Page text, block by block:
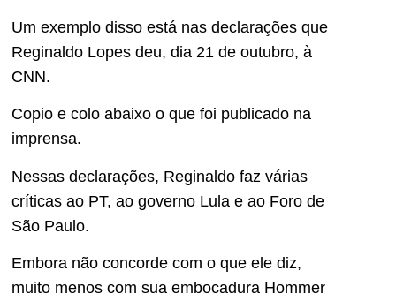
Um exemplo disso está nas declarações que
Reginaldo Lopes deu, dia 21 de outubro, à
CNN.
Copio e colo abaixo o que foi publicado na
imprensa.
Nessas declarações, Reginaldo faz várias
críticas ao PT, ao governo Lula e ao Foro de
São Paulo.
Embora não concorde com o que ele diz,
muito menos com sua embocadura Hommer